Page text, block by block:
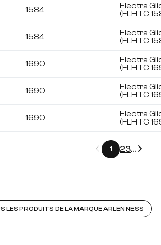
1584
Electra
(FLHTC
1584
Electra
(FLHTC
1690
Electra
(FLHTC
1690
Electra
(FLHTC
1690
Electra
(FLHTC
Précédent
1 23...
LES PRODUITS DE LA MARQUE ARLEN NESS